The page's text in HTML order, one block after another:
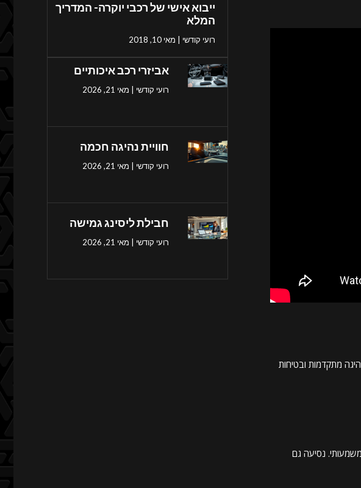
מתקדמות ובטיחות
נסיעה גם
ייבוא אישי של רכבי יוקרה- המדריך
המלא
רועי קודשי מאי 10, 2018
אביזרי רכב איכותיים
רועי קודשי מאי 21, 2026
חוויית נהיגה חכמה
רועי קודשי מאי 21, 2026
חבילת ליסינג גמישה
רועי קודשי מאי 21, 2026